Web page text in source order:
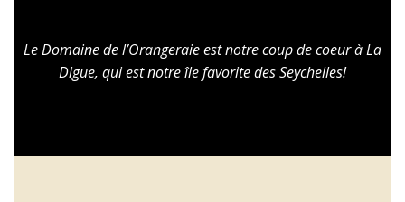
Le Domaine de l’Orangeraie est notre coup de coeur à La
Digue, qui est notre île favorite des Seychelles!